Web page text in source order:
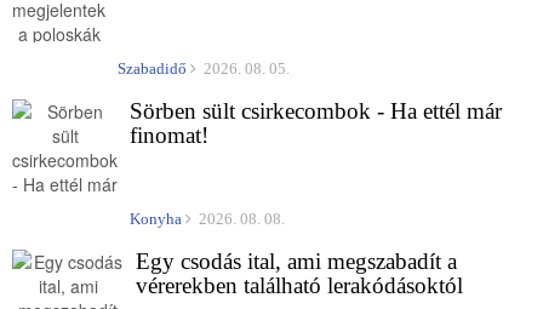
Szabadidő 2026. 08. 05.
Sörben sült csirkecombok - Ha ettél már
finomat!
Konyha 2026. 08. 08.
Egy csodás ital, ami megszabadít a
vérerekben található lerakódásoktól